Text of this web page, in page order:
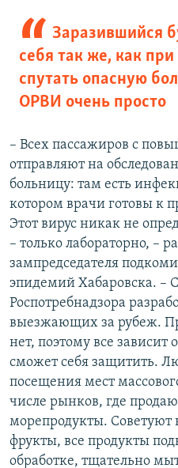
Заразившийся
себя так же, как
спутать опасную
ОРВИ очень просто
– Всех пассажиров с
отправляют на
больницу: там есть
котором врачи готовы к
Этот вирус никак не
– только лабораторно, –
зампредседателя
эпидемий Хабаровска. –
Роспотребнадзора
выезжающих за рубеж.
нет, поэтому все зависит
сможет себя защитить.
посещения мест
числе рынков, где
морепродукты. Советуют
фрукты, все продукты
обработке, тщательно